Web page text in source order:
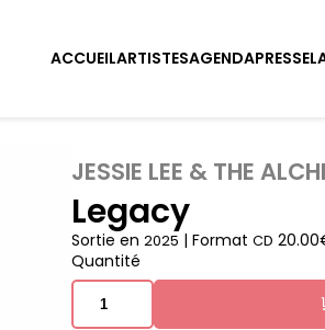
ACCUEILARTISTESAGENDAPRESSE
JESSIE LEE & THE
Legacy
Sortie en 2025 | Format CD
Quantité